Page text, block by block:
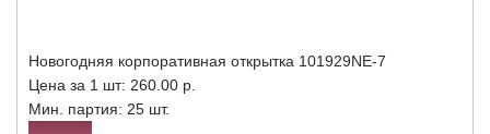
Новогодняя корпоративная открытка 101929NE-7
Цена за 1 шт: 260.00 р.
Мин. партия: 25 шт.